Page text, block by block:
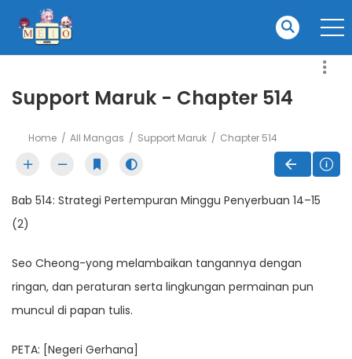
Support Maruk - Chapter 514
Home All Mangas Support Maruk Chapter 514
Bab 514: Strategi Pertempuran Minggu Penyerbuan 14–15
(2)
Seo Cheong-yong melambaikan tangannya dengan
ringan, dan peraturan serta lingkungan permainan pun
muncul di papan tulis.
PETA: [Negeri Gerhana]